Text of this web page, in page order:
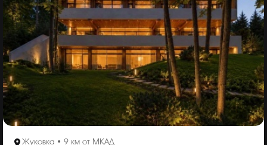
Жуковка • 9 км от МКАД